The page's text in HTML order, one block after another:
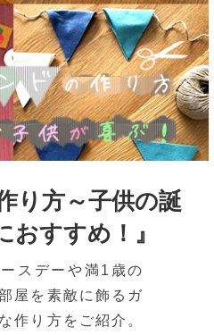
り方～子供の誕
おすすめ！』
スデーや満1歳の
屋を素敵に飾るガ
作り方をご紹介。